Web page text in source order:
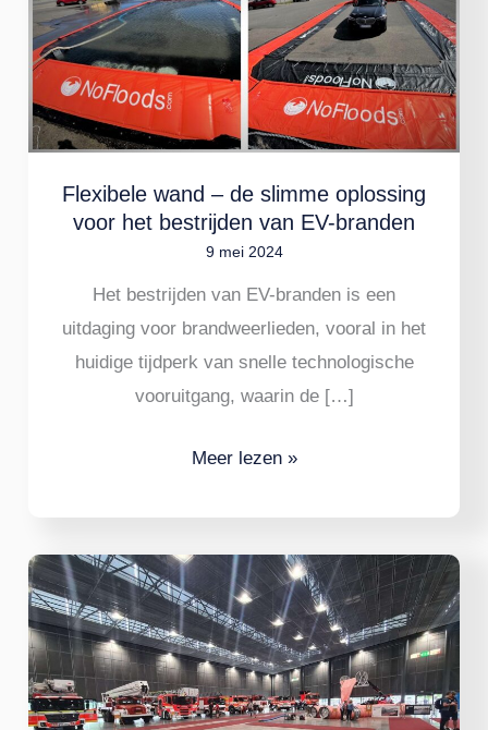
Flexibele wand – de slimme oplossing
voor het bestrijden van EV-branden
9 mei 2024
Het bestrijden van EV-branden is een
uitdaging voor brandweerlieden, vooral in het
huidige tijdperk van snelle technologische
vooruitgang, waarin de […]
–
de
slimme
oplossing
voor
het
bestrijden
van
EV-
branden
Meer lezen »
NoFloods
schittert
op
de
Pyros-